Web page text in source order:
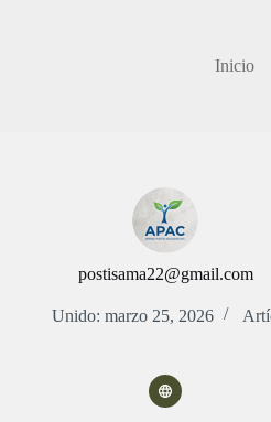
Inicio
postisama22@gmail.com
Unido: marzo 25, 2026